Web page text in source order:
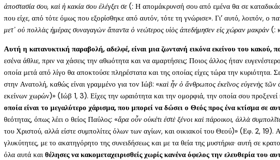
ἀποστασία σου, καὶ ἡ κακία σου ἐλέγξει σε (: Η απομάκρυνσή σου από εμένα θα σε
που είχε, από τότε όμως που εξορίσθηκε από αυτόν, τότε τη γνώρισε». Γι’ αυτό, λοιπόν, ο
μετ᾿ οὐ πολλὰς ἡμέρας συναγαγὼν ἅπαντα ὁ νεώτερος υἱὸς ἀπεδήμησεν εἰς χώραν μακράν (:
Αυτή η κατανυκτική παραβολή, αδελφέ, είναι μια ζωντανή εικόνα εκείνου του
εσένα άθλιε, πριν να χάσεις την αθωότητα και να αμαρτήσεις; Ποιος άλλος ήταν
οποία μετά από λίγο θα αποκτούσε πληρέστατα και της οποίας είχες τώρα την
στην Ανατολή, καθώς είναι γραμμένο για τον Ιώβ: «καὶ ἦν ὁ ἄνθρωπος ἐκεῖνος εὐγενὴς
εκείνων χωρών)» (Ιώβ 1, 3). Είχες την ωραιότητα και την ομορφιά, την οποία σου
οποία είναι το μεγαλύτερο χάρισμα, που μπορεί να δώσει ο Θεός προς ένα κτίσμα σε
θεότητας, όπως λέει ο θείος Παύλος: «ἄρα οὖν οὐκέτι ἐστὲ ξένοι καὶ πάροικοι, ἀλλὰ
του Χριστού, αλλά είστε συμπολίτες όλων των αγίων, και οικιακοί του Θεού)» (Εφ. 2,
γλυκύτητες, με το ακατηγόρητο της συνειδήσεως και με τα θεία της μυστήρια· αυτή σε
όλα αυτά και θέλησες να κακομεταχειρισθείς χωρίς κανένα όφελος την ελευθερία του